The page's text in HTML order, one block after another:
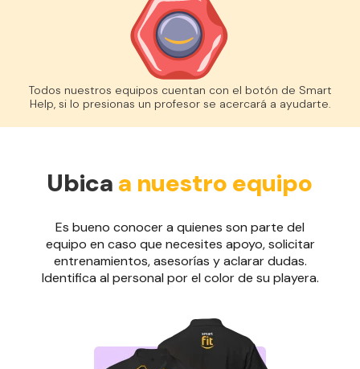
Todos nuestros equipos cuentan con el botón de Smart
Help, si lo presionas un profesor se acercará a ayudarte.
Ubica a nuestro equipo
Es bueno conocer a quienes son parte del
equipo en caso que necesites apoyo, solicitar
entrenamientos, asesorías y aclarar dudas.
Identifica al personal por el color de su playera.